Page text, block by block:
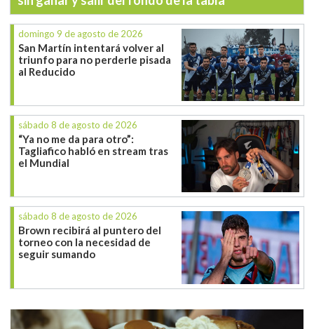
domingo 9 de agosto de 2026
San Martín intentará volver al
triunfo para no perderle pisada
al Reducido
sábado 8 de agosto de 2026
“Ya no me da para otro”:
Tagliafico habló en stream tras
el Mundial
sábado 8 de agosto de 2026
Brown recibirá al puntero del
torneo con la necesidad de
seguir sumando